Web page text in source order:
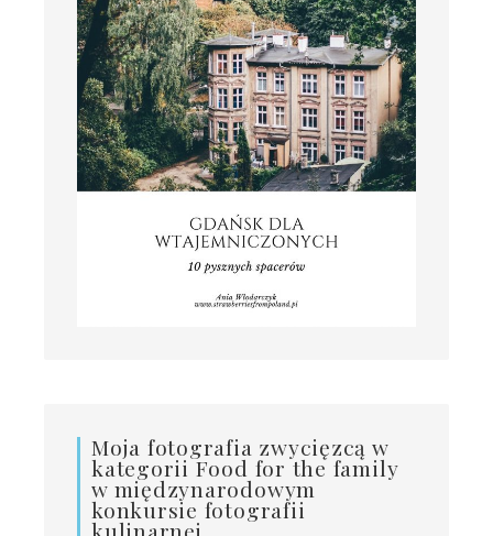
Moja fotografia zwycięzcą w
kategorii Food for the family
w międzynarodowym
konkursie fotografii
kulinarnej